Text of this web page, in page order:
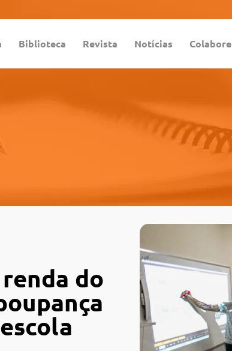
Biblioteca Revista Notícias Colabore
do